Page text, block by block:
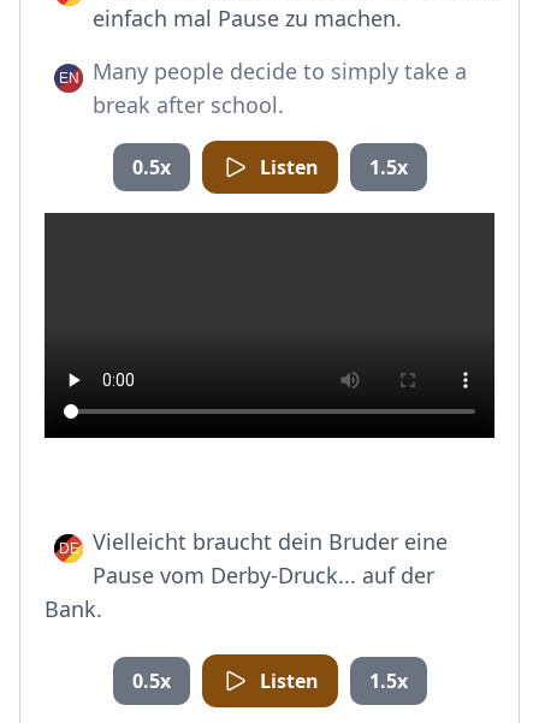
einfach mal Pause zu machen.
Many people decide to simply take a
break after school.
0.5x Listen 1.5x
Vielleicht braucht dein Bruder eine
Pause vom Derby-Druck... auf der
Bank.
0.5x Listen 1.5x